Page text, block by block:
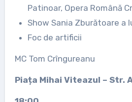
Patinoar, Opera Română
Show Sania Zburătoare a
Foc de artificii
MC Tom Crîngureanu
Piața Mihai Viteazul – Str.